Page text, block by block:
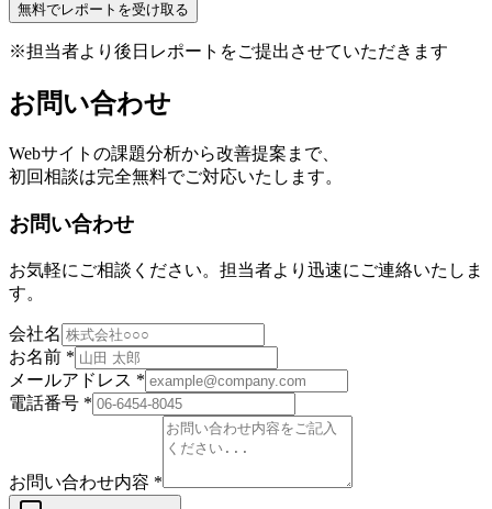
無料でレポートを受け取る
※担当者より後日レポートをご提出させていただきます
お問い合わせ
Webサイトの課題分析から改善提案まで、
初回相談は完全無料でご対応いたします。
お問い合わせ
お気軽にご相談ください。担当者より迅速にご連絡いたしま
す。
会社名
お名前 *
メールアドレス *
電話番号 *
お問い合わせ内容 *